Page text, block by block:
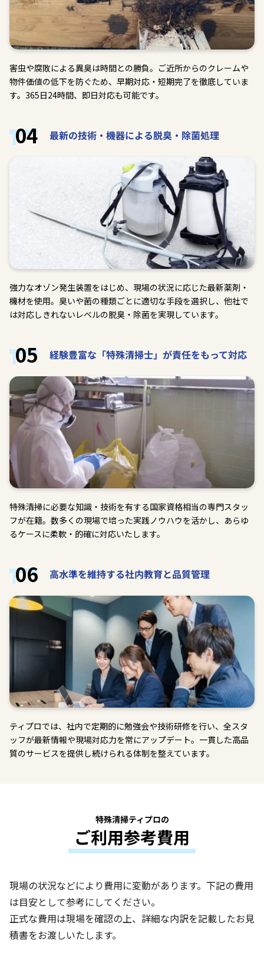
害虫や腐敗による異臭は時間との勝負。ご近所からのクレームや
物件価値の低下を防ぐため、早期対応・短期完了を徹底していま
す。365日24時間、即日対応も可能です。
04 最新の技術・機器による脱臭・除菌処理
強力なオゾン発生装置をはじめ、現場の状況に応じた最新薬剤・
機材を使用。臭いや菌の種類ごとに適切な手段を選択し、他社で
は対応しきれないレベルの脱臭・除菌を実現しています。
05 経験豊富な「特殊清掃士」が責任をもって対応
特殊清掃に必要な知識・技術を有する国家資格相当の専門スタッ
フが在籍。数多くの現場で培った実践ノウハウを活かし、あらゆ
るケースに柔軟・的確に対応いたします。
06 高水準を維持する社内教育と品質管理
ティプロでは、社内で定期的に勉強会や技術研修を行い、全スタ
ッフが最新情報や現場対応力を常にアップデート。一貫した高品
質のサービスを提供し続けられる体制を整えています。
特殊清掃ティプロの
ご利用参考費用
現場の状況などにより費用に変動があります。下記の費用
は目安として参考にしてください。
正式な費用は現場を確認の上、詳細な内訳を記載したお見
積書をお渡しいたします。